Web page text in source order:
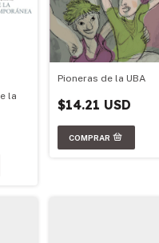
la
Pioneras de la UBA
$14.21 USD